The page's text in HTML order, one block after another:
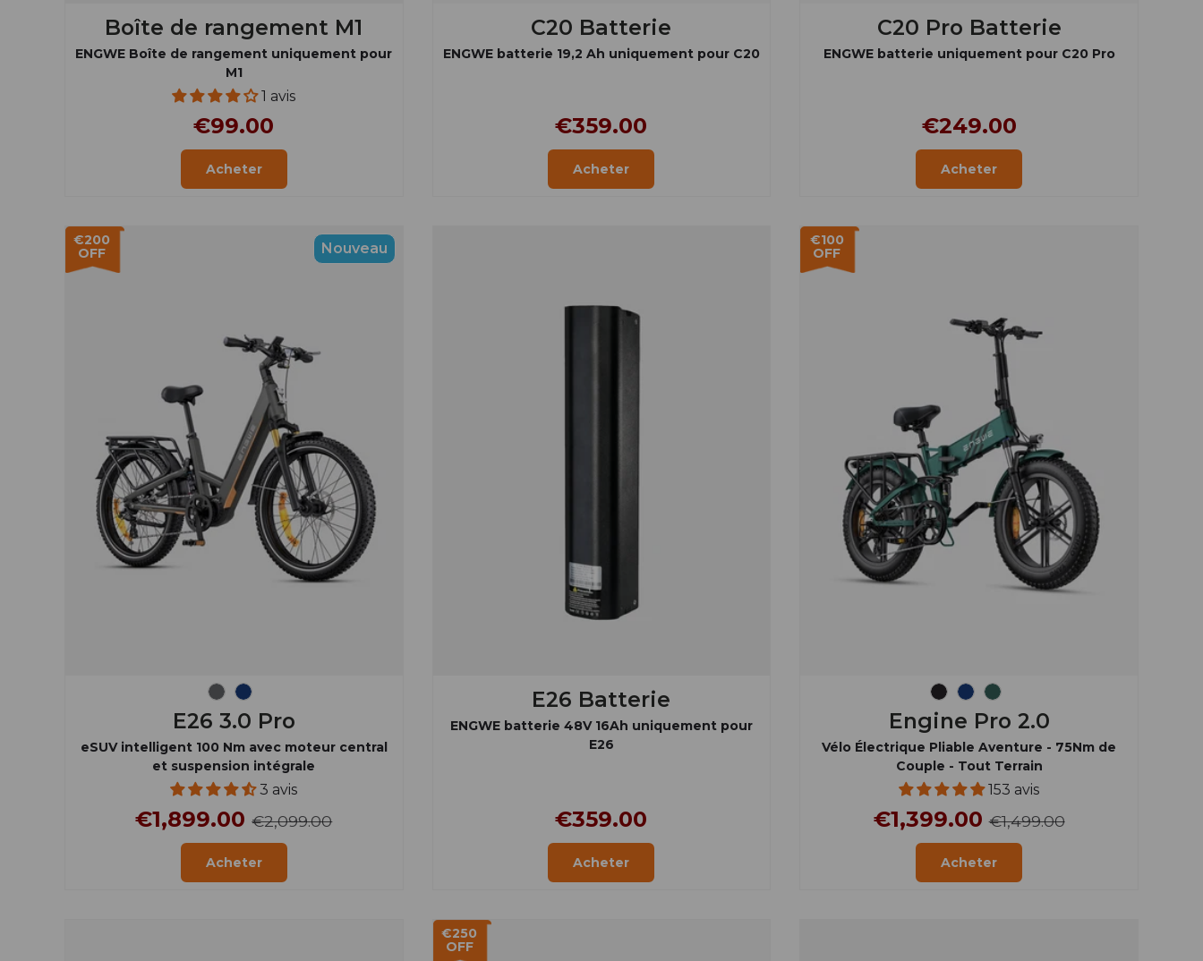
Boîte de rangement M1
ENGWE Boîte de rangement uniquement pour
M1
1 avis
€99.00
Acheter
C20 Batterie
ENGWE batterie 19,2 Ah uniquement pour C20
€359.00
Acheter
C20 Pro Batterie
ENGWE batterie uniquement pour C20 Pro
€249.00
Acheter
Nouveau
€200
OFF
E26 3.0 Pro
eSUV intelligent 100 Nm avec moteur central
et suspension intégrale
3 avis
€1,899.00€2,099.00
Acheter
E26 Batterie
ENGWE batterie 48V 16Ah uniquement pour
E26
€359.00
Acheter
€100
OFF
Engine Pro 2.0
Vélo Électrique Pliable Aventure - 75Nm de
Couple - Tout Terrain
153 avis
€1,399.00€1,499.00
Acheter
€250
OFF